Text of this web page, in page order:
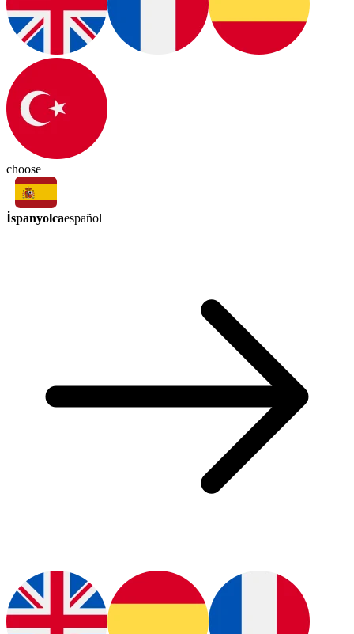
choose
İspanyolcaespañol